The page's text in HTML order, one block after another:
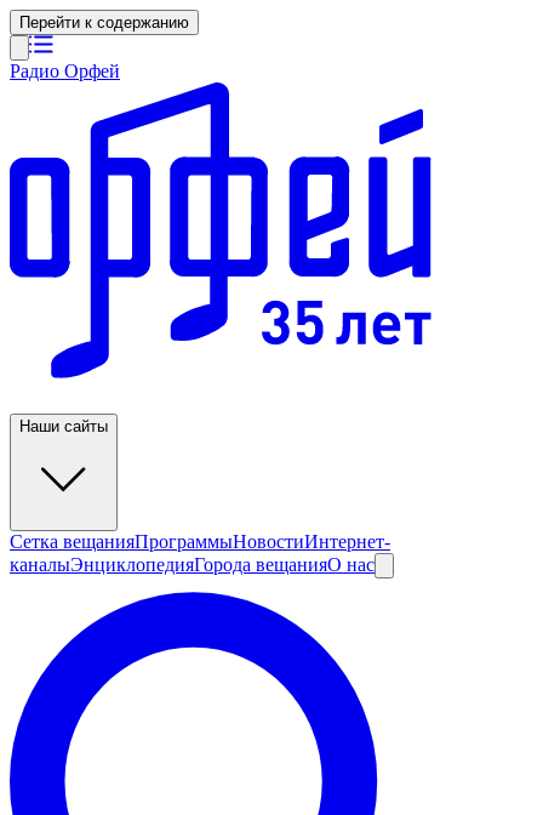
Перейти к содержанию
Радио Орфей
Наши сайты
Сетка вещанияПрограммыНовостиИнтернет-
каналыЭнциклопедияГорода вещанияО нас